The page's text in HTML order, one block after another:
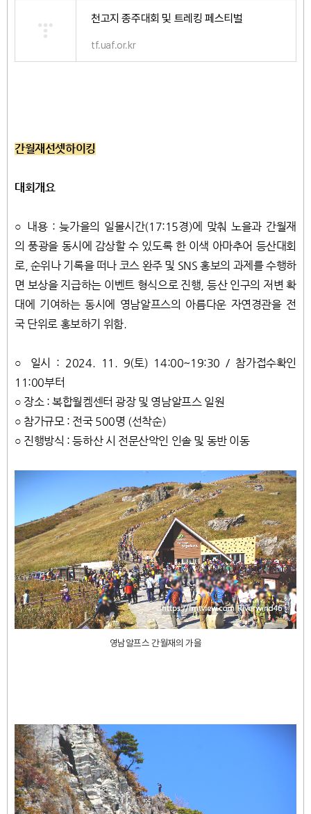
천고지 종주대회 및 트레킹 페스티벌
tf.uaf.or.kr
간월재선셋하이킹
대회개요
○ 내용 : 늦가을의 일몰시간(17:15경)에 맞춰 노을과 간월재
의 풍광을 동시에 감상할 수 있도록 한 이색 아마추어 등산대회
로, 순위나 기록을 떠나 코스 완주 및 SNS 홍보의 과제를 수행하
면 보상을 지급하는 이벤트 형식으로 진행, 등산 인구의 저변 확
대에 기여하는 동시에 영남알프스의 아름다운 자연경관을 전
국 단위로 홍보하기 위함.
○ 일시 : 2024. 11. 9(토) 14:00~19:30 / 참가접수확인
11:00부터
○ 장소 : 복합월켐센터 광장 및 영남알프스 일원
○ 참가규모 : 전국 500명 (선착순)
○ 진행방식 : 등하산 시 전문산악인 인솔 및 동반 이동
영남알프스 간월재의 가을